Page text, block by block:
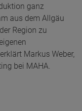
ganz
aus dem Allgäu
Region zu
Markus Weber,
bei MAHA.